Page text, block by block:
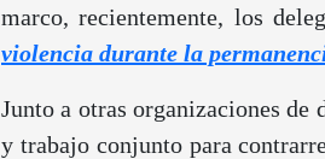
marco, recientemente, los
violencia durante la
Junto a otras organizaciones de
y trabajo conjunto para